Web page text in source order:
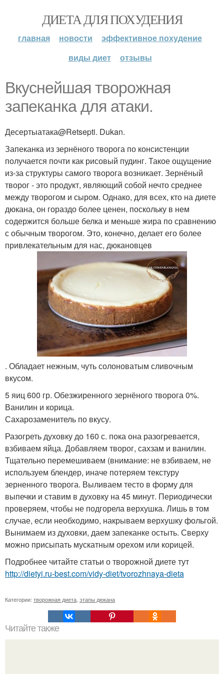
ДИЕТА ДЛЯ ПОХУДЕНИЯ
главная новости
эффективное похудение
виды диет
отзывы
Вкуснейшая творожная
запеканка для атаки.
Десертыатака@Retsepti. Dukan.
Запеканка из зернёного творога по консистенции
получается почти как рисовый пудинг. Такое ощущение
из-за структуры самого творога возникает. Зернёный
творог - это продукт, являющий собой нечто среднее
между творогом и сыром. Однако, для всех, кто на диете
дюкана, он гораздо более ценен, поскольку в нем
содержится больше белка и меньше жира по сравнению
с обычным творогом. Это, конечно, делает его более
привлекательным для нас, дюкановцев
. Обладает нежным, чуть солоноватым сливочным
вкусом.
5 яиц 600 гр. Обезжиренного зернёного творога 0%.
Ванилин и корица.
Сахарозаменитель по вкусу.
Разогреть духовку до 160 с. пока она разогревается,
взбиваем яйца. Добавляем творог, сахзам и ванилин.
Тщательно перемешиваем (внимание: не взбиваем, не
используем блендер, иначе потеряем текстуру
зерненного творога. Выливаем тесто в форму для
выпечки и ставим в духовку на 45 минут. Периодически
проверяем, чтобы не подгорела верхушка. Лишь в том
случае, если необходимо, накрываем верхушку фольгой.
Вынимаем из духовки, даем запеканке остыть. Сверху
можно присыпать мускатным орехом или корицей.
Подробнее читайте статьи о творожной диете тут
http://dietyi.ru-best.com/vidy-diet/tvorozhnaya-dieta
Категории: творожная диета этапы дюкана
Читайте также